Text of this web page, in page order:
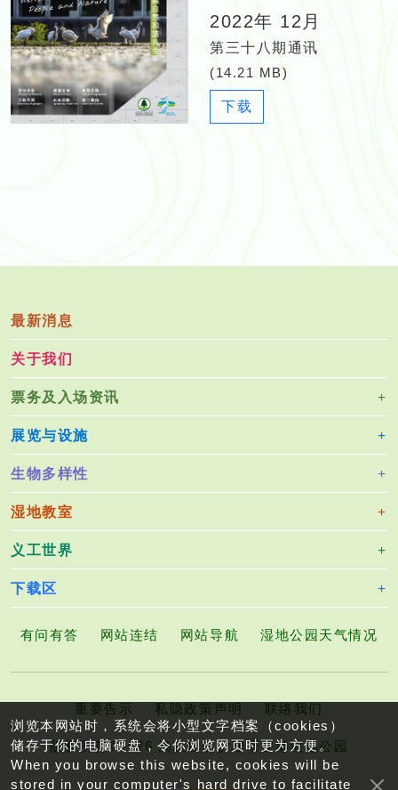
2022年 12月
第三十八期通讯
(14.21 MB)
下载
e
3
_
_
2.
最新消息
关于我们
票务及入场资讯
展览与设施
生物多样性
湿地教室
义工世界
下载区
有问有答 网站连结 网站导航 湿地公园天气情况
重要告示 私隐政策声明 联络我们
版权所有©2026 渔农自然护理署香港湿地公园
浏览本网站时，系统会将小型文字档案（cookies）
储存于你的电脑硬盘，令你浏览网页时更为方便。
When you browse this website, cookies will be
stored in your computer's hard drive to facilitate